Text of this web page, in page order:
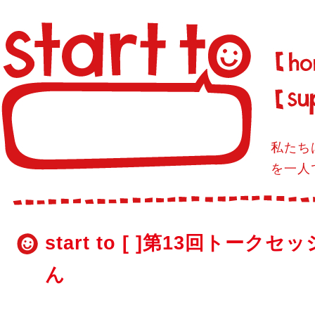
私たち
を一
start to [ ]第13回トークセ
ん